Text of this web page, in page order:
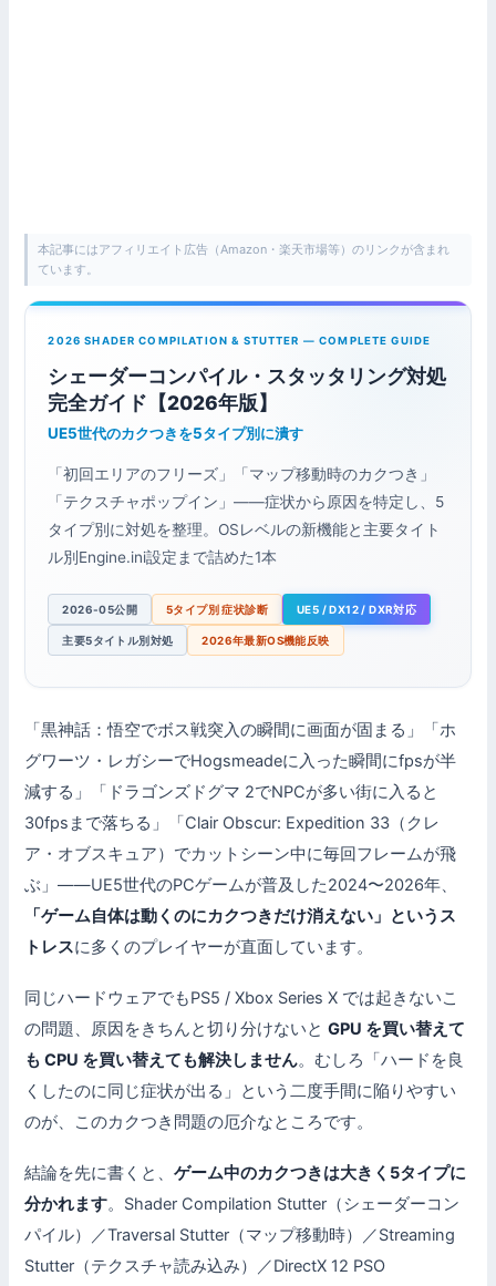
本記事にはアフィリエイト広告（Amazon・楽天市場等）のリンクが含まれ
ています。
2026 SHADER COMPILATION & STUTTER — COMPLETE GUIDE
シェーダーコンパイル・スタッタリング対処
完全ガイド【2026年版】
UE5世代のカクつきを5タイプ別に潰す
「初回エリアのフリーズ」「マップ移動時のカクつき」
「テクスチャポップイン」——症状から原因を特定し、5
タイプ別に対処を整理。OSレベルの新機能と主要タイト
ル別Engine.ini設定まで詰めた1本
2026-05公開 5タイプ別 症状診断 UE5 / DX12 / DXR対応
主要5タイトル別対処 2026年最新OS機能反映
「黒神話：悟空でボス戦突入の瞬間に画面が固まる」「ホ
グワーツ・レガシーでHogsmeadeに入った瞬間にfpsが半
減する」「ドラゴンズドグマ 2でNPCが多い街に入ると
30fpsまで落ちる」「Clair Obscur: Expedition 33（クレ
ア・オブスキュア）でカットシーン中に毎回フレームが飛
ぶ」——UE5世代のPCゲームが普及した2024〜2026年、
「ゲーム自体は動くのにカクつきだけ消えない」というス
トレスに多くのプレイヤーが直面しています。
同じハードウェアでもPS5 / Xbox Series X では起きないこ
の問題、原因をきちんと切り分けないとGPU を買い替えて
も CPU を買い替えても解決しません。むしろ「ハードを良
くしたのに同じ症状が出る」という二度手間に陥りやすい
のが、このカクつき問題の厄介なところです。
結論を先に書くと、ゲーム中のカクつきは大きく5タイプに
分かれます。Shader Compilation Stutter（シェーダーコン
パイル）／Traversal Stutter（マップ移動時）／Streaming
Stutter（テクスチャ読み込み）／DirectX 12 PSO